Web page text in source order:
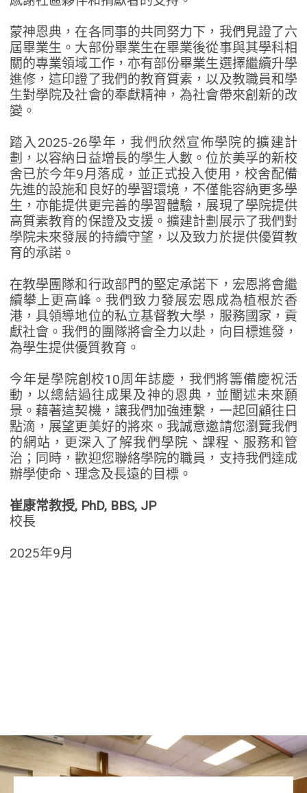
蒙神恩典，在各同事的共同努力下，我們見證了六
屆畢業生。大部份畢業生在畢業後從事與其學科相
關的專業領域工作，亦有部份畢業生選擇繼續升學
進修，這印證了我們的教育質素，以及教職員和學
生對學院及社會的奉獻精神，為社會帶來創新的改
變。
踏入2025-26學年，我們欣然宣佈學院的擴建計
劃，以容納日益增長的學生人數。位於美孚的新校
舍已於今年9月落成，並正式投入使用，校舍配備
先進的設施和良好的學習環境，不僅能容納更多學
生，亦能提供更完善的學習體驗，展現了學院提供
高質素教育的保證及支援。擴建計劃展示了我們對
學院未來發展的持續守望，以及致力於提供優質教
育的承諾。
在教學團隊和行政部門的堅定承諾下，宏恩將會繼
續攀上更高峰。我們致力發展宏恩成為植根於香
港，具領導地位的私立基督教大學，服務國家，貢
獻社會。我們的團隊將會全力以赴，向目標進發，
為學生提供優質教育。
今年是學院創校10周年誌慶，我們將籌備慶祝活
動，以總結過往成果及神的恩典，並闡述未來願
景。藉著這契機，讓我們加強連繫，一起回顧往日
點滴，展望更美好的將來。我誠意邀請您瀏覽我們
的網站，更深入了解我們學院、課程、服務和管
治；同時，歡迎您聯絡學院的職員，支持我們達成
辦學使命、理念及長遠的目標。
崔康常教授, PhD, BBS, JP
校長
2025年9月